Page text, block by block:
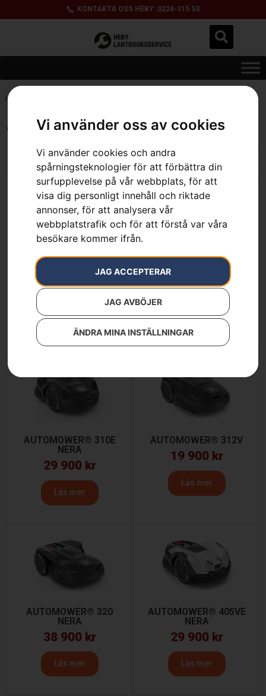
Vi använder oss av cookies
Vi använder cookies och andra
spårningsteknologier för att förbättra din
surfupplevelse på vår webbplats, för att
visa dig personligt innehåll och riktade
annonser, för att analysera vår
webbplatstrafik och för att förstå var våra
besökare kommer ifrån.
JAG ACCEPTERAR
JAG AVBÖJER
ÄNDRA MINA INSTÄLLNINGAR
KONTAKTA OSS HEBY: 0224-315 53
Hem
Visar 1–12 av 20 resultat
AUTOMOWER® 305E
Läs mer
AUTOMOWER® 308V
15 900kr
AUTOMOWER® 310E
NERA
29 900 kr
Läs mer
AUTOMOWER® 312V
19 900 kr
Läs mer
AUTOMOWER® 320
NERA
38 900 kr
Läs mer
AUTOMOWER® 405VE
NERA
29 900 kr
Läs mer